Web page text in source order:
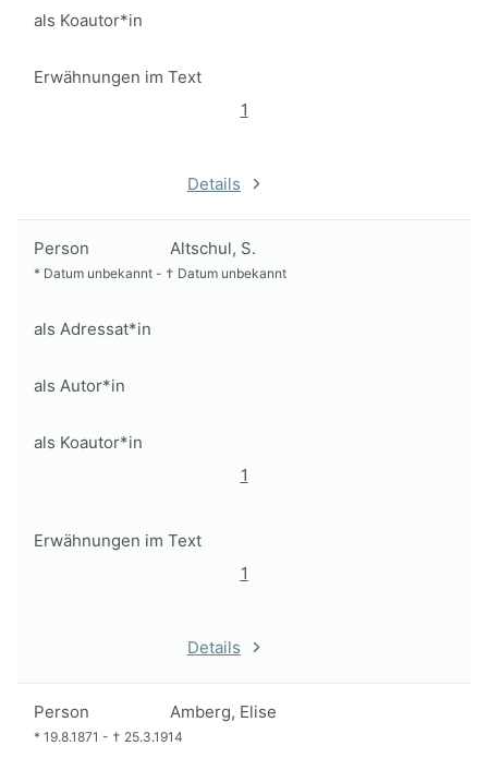
als Koautor*in
Erwähnungen im Text
1
Details
Person Altschul, S.
* Datum unbekannt - † Datum unbekannt
als Adressat*in
als Autor*in
als Koautor*in
1
Erwähnungen im Text
1
Details
Person Amberg, Elise
* 19.8.1871 - † 25.3.1914